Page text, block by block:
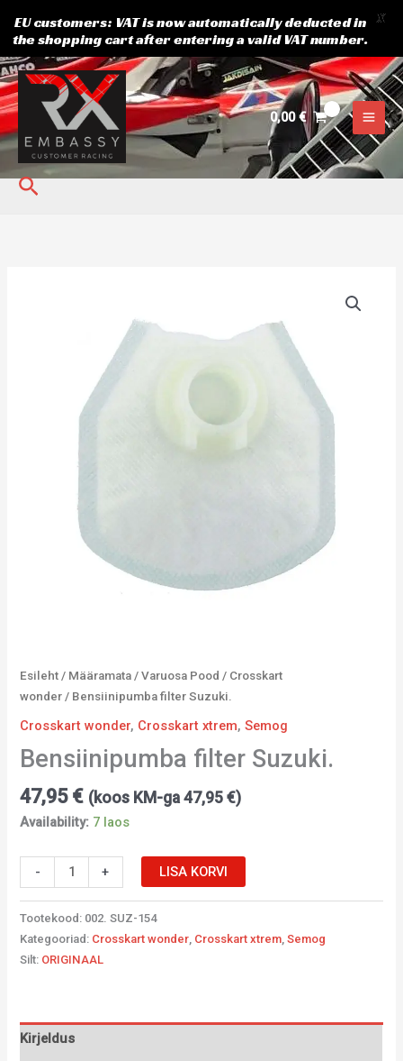
Skip
to
content
0,00€
Search
Esileht / Määramata /Varuosa Pood / Crosskart
wonder / Bensiinipumba filter Suzuki.
Crosskart wonder, Crosskart xtrem,Semog
Bensiinipumba filter Suzuki.
47,95 € (koos KM-ga47,95€)
Availability: 7 laos
- + LISA KORVI
Tootekood: 002. SUZ-154
Kategooriad: Crosskart wonder Crosskart xtrem ,Semog
Silt: ORIGINAAL
Kirjeldus
EU customers: VAT is now automatically deducted in
the shopping cart after entering a valid VAT number.
X